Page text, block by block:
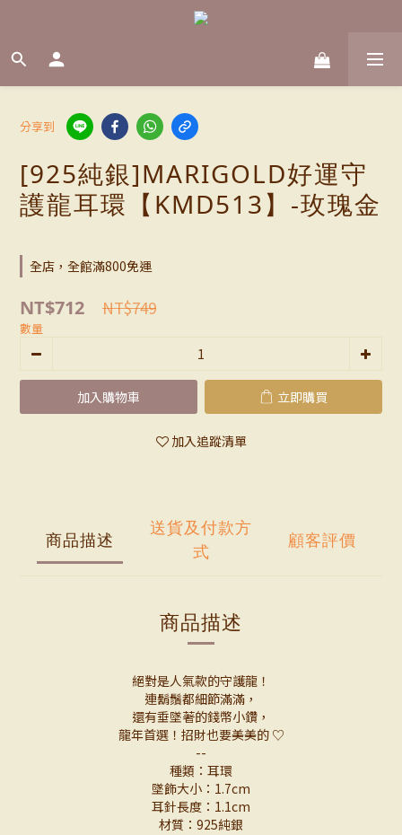
分享到
[925純銀]MARIGOLD好運守
護龍耳環【KMD513】-玫瑰金
全店，全館滿800免運
NT$712 NT$749
數量
加入購物車 立即購買
加入追蹤清單
商品描述
送貨及付款方
式
顧客評價
商品描述
絕對是人氣款的守護龍！
連鬍鬚都細節滿滿，
還有垂墜著的錢幣小鑽，
龍年首選！招財也要美美的 ♡
--
種類：耳環
墜飾大小：1.7cm
耳針長度：1.1cm
材質：925純銀